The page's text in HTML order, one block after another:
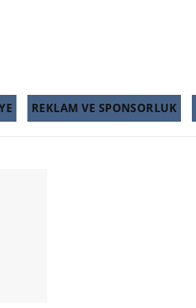
REKLAM VE SPONSORLUK